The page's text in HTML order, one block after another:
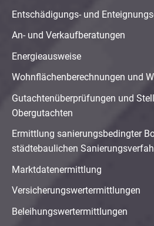
Entschädigungs- und
An- und Verkaufberatungen
Energieausweise
Wohnflächenberechnungen und
Gutachtenüberprüfungen und
Obergutachten
Ermittlung sanierungsbedingter
städtebaulichen
Marktdatenermittlung
Versicherungswertermittlungen
Beleihungswertermittlungen